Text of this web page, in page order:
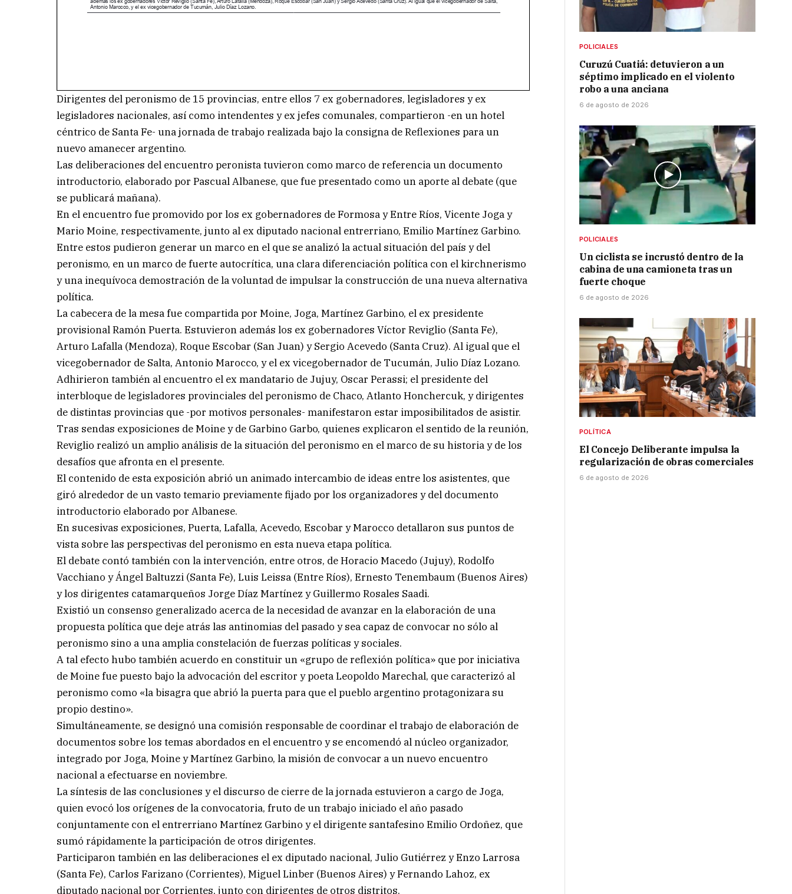
Dirigentes del peronismo de 15 provincias, entre ellos 7 ex gobernadores, legisladores y ex
legisladores nacionales, así como intendentes y ex jefes comunales, compartieron -en un hotel
céntrico de Santa Fe- una jornada de trabajo realizada bajo la consigna de Reflexiones para un
nuevo amanecer argentino.
Las deliberaciones del encuentro peronista tuvieron como marco de referencia un documento
introductorio, elaborado por Pascual Albanese, que fue presentado como un aporte al debate (que
se publicará mañana).
En el encuentro fue promovido por los ex gobernadores de Formosa y Entre Ríos, Vicente Joga y
Mario Moine, respectivamente, junto al ex diputado nacional entrerriano, Emilio Martínez Garbino.
Entre estos pudieron generar un marco en el que se analizó la actual situación del país y del
peronismo, en un marco de fuerte autocrítica, una clara diferenciación política con el kirchnerismo
y una inequívoca demostración de la voluntad de impulsar la construcción de una nueva alternativa
política.
La cabecera de la mesa fue compartida por Moine, Joga, Martínez Garbino, el ex presidente
provisional Ramón Puerta. Estuvieron además los ex gobernadores Víctor Reviglio (Santa Fe),
Arturo Lafalla (Mendoza), Roque Escobar (San Juan) y Sergio Acevedo (Santa Cruz). Al igual que el
vicegobernador de Salta, Antonio Marocco, y el ex vicegobernador de Tucumán, Julio Díaz Lozano.
Adhirieron también al encuentro el ex mandatario de Jujuy, Oscar Perassi; el presidente del
interbloque de legisladores provinciales del peronismo de Chaco, Atlanto Honchercuk, y dirigentes
de distintas provincias que -por motivos personales- manifestaron estar imposibilitados de asistir.
Tras sendas exposiciones de Moine y de Garbino Garbo, quienes explicaron el sentido de la reunión,
Reviglio realizó un amplio análisis de la situación del peronismo en el marco de su historia y de los
desafíos que afronta en el presente.
El contenido de esta exposición abrió un animado intercambio de ideas entre los asistentes, que
giró alrededor de un vasto temario previamente fijado por los organizadores y del documento
introductorio elaborado por Albanese.
En sucesivas exposiciones, Puerta, Lafalla, Acevedo, Escobar y Marocco detallaron sus puntos de
vista sobre las perspectivas del peronismo en esta nueva etapa política.
El debate contó también con la intervención, entre otros, de Horacio Macedo (Jujuy), Rodolfo
Vacchiano y Ángel Baltuzzi (Santa Fe), Luis Leissa (Entre Ríos), Ernesto Tenembaum (Buenos Aires)
y los dirigentes catamarqueños Jorge Díaz Martínez y Guillermo Rosales Saadi.
Existió un consenso generalizado acerca de la necesidad de avanzar en la elaboración de una
propuesta política que deje atrás las antinomias del pasado y sea capaz de convocar no sólo al
peronismo sino a una amplia constelación de fuerzas políticas y sociales.
A tal efecto hubo también acuerdo en constituir un «grupo de reflexión política» que por iniciativa
de Moine fue puesto bajo la advocación del escritor y poeta Leopoldo Marechal, que caracterizó al
peronismo como «la bisagra que abrió la puerta para que el pueblo argentino protagonizara su
propio destino».
Simultáneamente, se designó una comisión responsable de coordinar el trabajo de elaboración de
documentos sobre los temas abordados en el encuentro y se encomendó al núcleo organizador,
integrado por Joga, Moine y Martínez Garbino, la misión de convocar a un nuevo encuentro
nacional a efectuarse en noviembre.
La síntesis de las conclusiones y el discurso de cierre de la jornada estuvieron a cargo de Joga,
quien evocó los orígenes de la convocatoria, fruto de un trabajo iniciado el año pasado
conjuntamente con el entrerriano Martínez Garbino y el dirigente santafesino Emilio Ordoñez, que
sumó rápidamente la participación de otros dirigentes.
Participaron también en las deliberaciones el ex diputado nacional, Julio Gutiérrez y Enzo Larrosa
(Santa Fe), Carlos Farizano (Corrientes), Miguel Linber (Buenos Aires) y Fernando Lahoz, ex
diputado nacional por Corrientes, junto con dirigentes de otros distritos.
POLICIALES
Curuzú Cuatiá: detuvieron a un
séptimo implicado en el violento
robo a una anciana
6 de agosto de 2026
POLICIALES
Un ciclista se incrustó dentro de la
cabina de una camioneta tras un
fuerte choque
6 de agosto de 2026
POLÍTICA
El Concejo Deliberante impulsa la
regularización de obras comerciales
6 de agosto de 2026